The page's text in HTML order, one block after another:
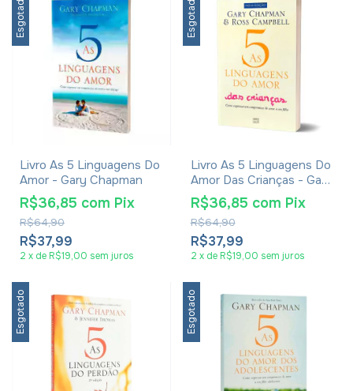
Esgotado
Livro As 5 Linguagens Do
Amor - Gary Chapman
R$37,99
R$64,90
R$36,85 com Pix
2 x de R$19,00 sem juros
Esgotado
Livro As 5 Linguagens Do
Amor Das Crianças - Gary
Chapman
R$37,99
R$64,90
R$36,85 com Pix
2 x de R$19,00 sem juros
Esgotado Esgotado